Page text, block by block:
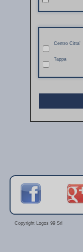
Copyright Logos 99 Srl
Centro Citta'
Tappa